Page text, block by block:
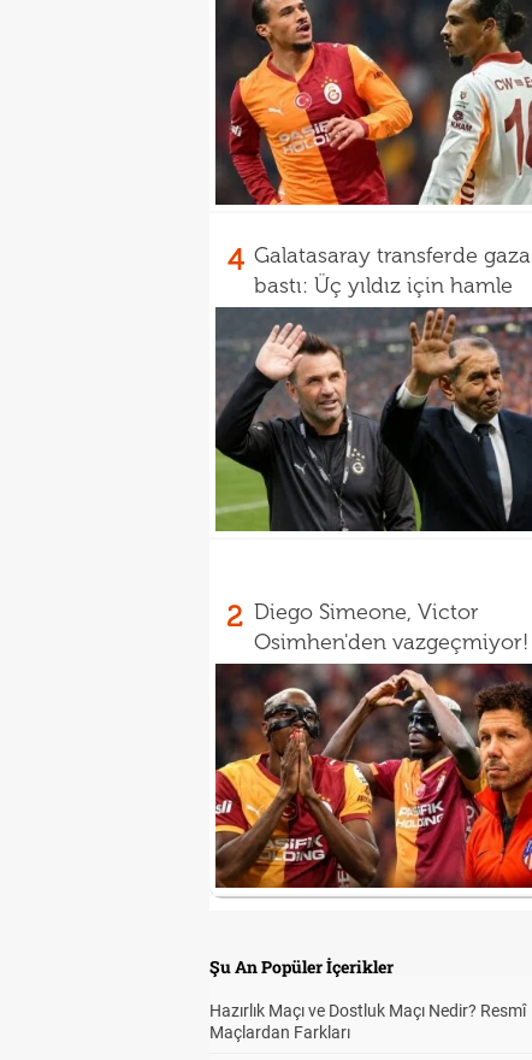
4 Galatasaray transferde gaza
bastı: Üç yıldız için hamle
2 Diego Simeone, Victor
Osimhen'den vazgeçmiyor!
Şu An Popüler İçerikler
Hazırlık Maçı ve Dostluk Maçı Nedir? Resmî
Maçlardan Farkları